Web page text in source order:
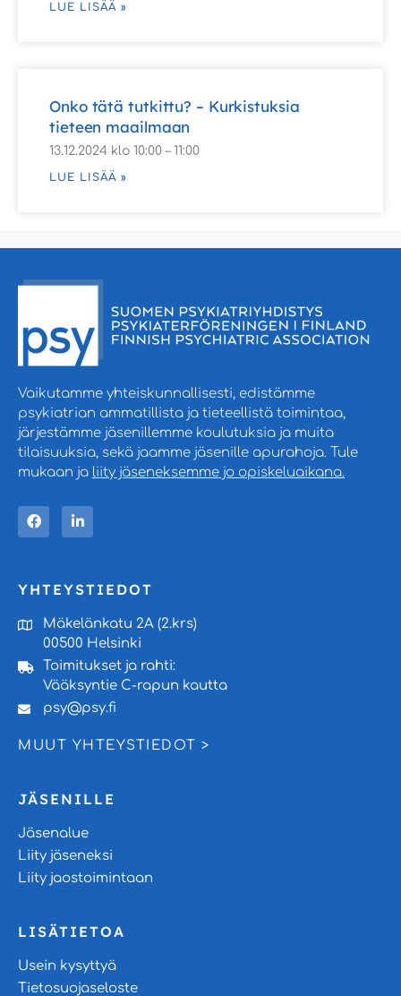
LUE LISÄÄ »
Onko tätä tutkittu? – Kurkistuksia
tieteen maailmaan
13.12.2024 klo 10:00 – 11:00
LUE LISÄÄ »
Vaikutamme yhteiskunnallisesti, edistämme
psykiatrian ammatillista ja tieteellistä toimintaa,
järjestämme jäsenillemme koulutuksia ja muita
tilaisuuksia, sekä jaamme jäsenille apurahoja. Tule
mukaan ja liity jäseneksemme jo opiskeluaikana.
YHTEYSTIEDOT
Mäkelänkatu 2A (2.krs)
00500 Helsinki
Toimitukset ja rahti:
Vääksyntie C-rapun kautta
psy@psy.fi
MUUT YHTEYSTIEDOT >
JÄSENILLE
Jäsenalue
Liity jäseneksi
Liity jaostoimintaan
LISÄTIETOA
Usein kysyttyä
Tietosuojaseloste